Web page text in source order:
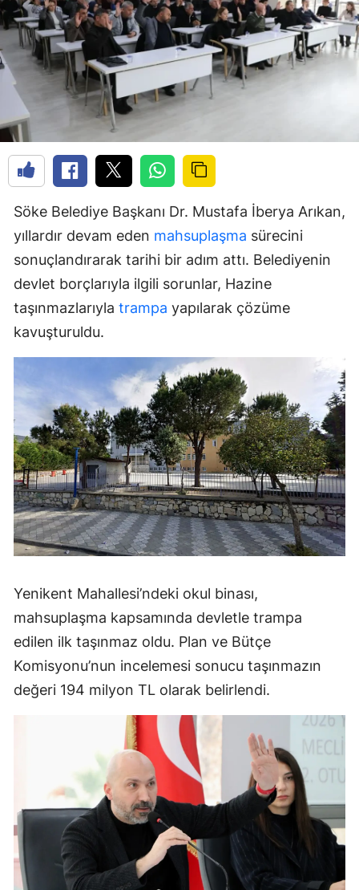
Söke Belediye Başkanı Dr. Mustafa İberya Arıkan,
yıllardır devam eden mahsuplaşma sürecini
sonuçlandırarak tarihi bir adım attı. Belediyenin
devlet borçlarıyla ilgili sorunlar, Hazine
taşınmazlarıyla trampa yapılarak çözüme
kavuşturuldu.
Yenikent Mahallesi’ndeki okul binası,
mahsuplaşma kapsamında devletle trampa
edilen ilk taşınmaz oldu. Plan ve Bütçe
Komisyonu’nun incelemesi sonucu taşınmazın
değeri 194 milyon TL olarak belirlendi.